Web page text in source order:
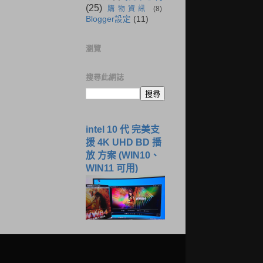
(25)
購物資訊 (8)
Blogger設定 (11)
瀏覽
搜尋此網誌
intel 10 代 完美支
援 4K UHD BD 播
放 方案 (WIN10、
WIN11 可用)